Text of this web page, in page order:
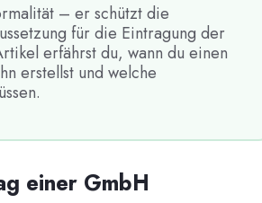
– er schützt die
für die Eintragung der
erfährst du, wann du einen
erstellst und welche
einer GmbH